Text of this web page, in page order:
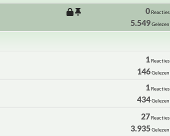
0Reacties
5.549Gelezen
1 Reacties
146Gelezen
1 Reacties
434Gelezen
27 Reacties
3.935Gelezen